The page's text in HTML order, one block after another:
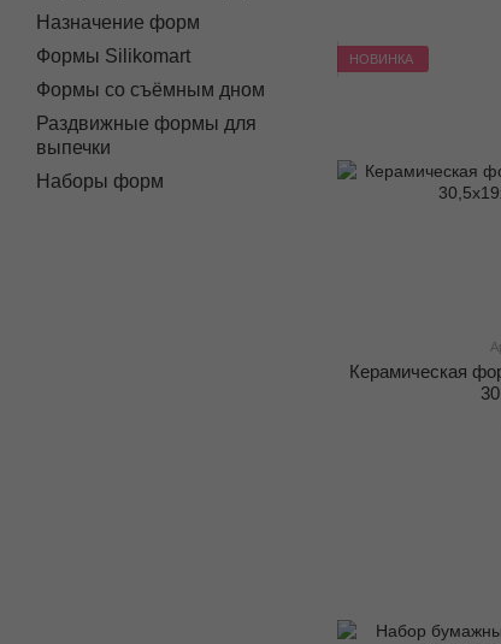
НОВИНКА
Керамическая
Назначение форм
Формы Silikomart
Формы со съёмным дном
Раздвижные формы для
выпечки
Наборы форм